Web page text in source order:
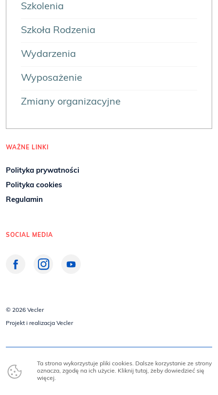
Szkolenia
Szkoła Rodzenia
Wydarzenia
Wyposażenie
Zmiany organizacyjne
WAŻNE LINKI
Polityka prywatności
Polityka cookies
Regulamin
SOCIAL MEDIA
© 2026 Vecler
Projekt i realizacja Vecler
Ta strona wykorzystuje pliki cookies. Dalsze korzystanie ze strony
oznacza, zgodę na ich użycie. Kliknij tutaj, żeby dowiedzieć się
więcej.